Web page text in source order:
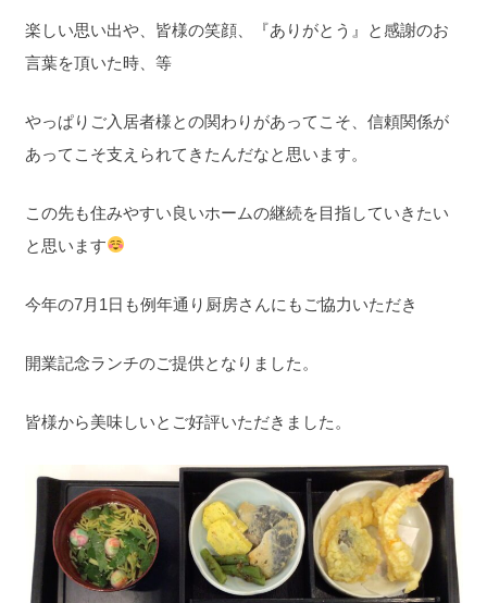
楽しい思い出や、皆様の笑顔、『ありがとう』と感謝のお
言葉を頂いた時、等
やっぱりご入居者様との関わりがあってこそ、信頼関係が
あってこそ支えられてきたんだなと思います。
この先も住みやすい良いホームの継続を目指していきたい
と思います
今年の7月1日も例年通り厨房さんにもご協力いただき
開業記念ランチのご提供となりました。
皆様から美味しいとご好評いただきました。